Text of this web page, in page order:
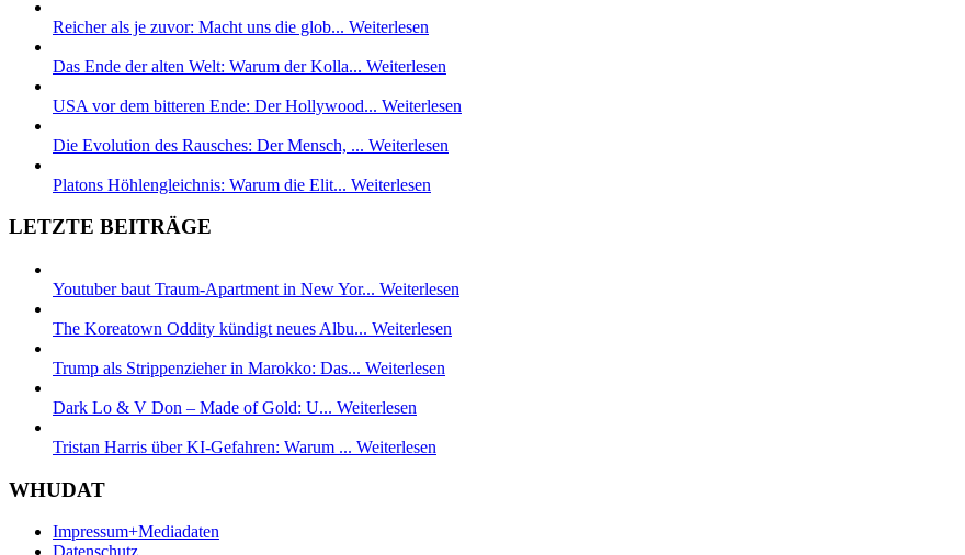
Reicher als je zuvor: Macht uns die glob... Weiterlesen
Das Ende der alten Welt: Warum der Kolla... Weiterlesen
USA vor dem bitteren Ende: Der Hollywood... Weiterlesen
Die Evolution des Rausches: Der Mensch, ... Weiterlesen
Platons Höhlengleichnis: Warum die Elit... Weiterlesen
LETZTE BEITRÄGE
Youtuber baut Traum-Apartment in New Yor... Weiterlesen
The Koreatown Oddity kündigt neues Albu... Weiterlesen
Trump als Strippenzieher in Marokko: Das... Weiterlesen
Dark Lo & V Don – Made of Gold: U... Weiterlesen
Tristan Harris über KI-Gefahren: Warum ... Weiterlesen
WHUDAT
Impressum+Mediadaten